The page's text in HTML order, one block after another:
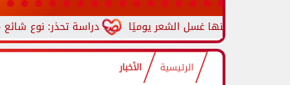
دراسة تحذر: نوع شائع من
الرئيسية الأخبار